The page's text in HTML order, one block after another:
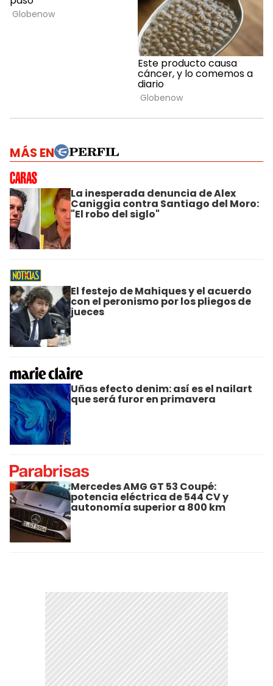
MÁS EN
La inesperada denuncia de Alex
Caniggia contra Santiago del Moro:
"El robo del siglo"
El festejo de Mahiques y el acuerdo
con el peronismo por los pliegos de
jueces
Uñas efecto denim: así es el nailart
que será furor en primavera
Mercedes AMG GT 53 Coupé:
potencia eléctrica de 544 CV y
autonomía superior a 800 km